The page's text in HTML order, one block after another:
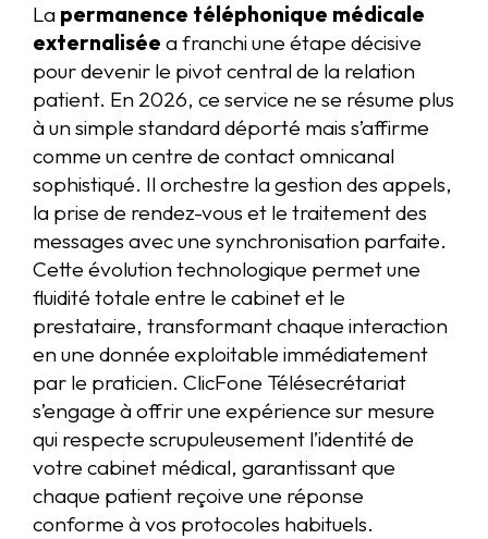
La permanence téléphonique médicale
externalisée a franchi une étape décisive
pour devenir le pivot central de la relation
patient. En 2026, ce service ne se résume plus
à un simple standard déporté mais s’affirme
comme un centre de contact omnicanal
sophistiqué. Il orchestre la gestion des appels,
la prise de rendez-vous et le traitement des
messages avec une synchronisation parfaite.
Cette évolution technologique permet une
fluidité totale entre le cabinet et le
prestataire, transformant chaque interaction
en une donnée exploitable immédiatement
par le praticien. ClicFone Télésecrétariat
s’engage à offrir une expérience sur mesure
qui respecte scrupuleusement l’identité de
votre cabinet médical, garantissant que
chaque patient reçoive une réponse
conforme à vos protocoles habituels.